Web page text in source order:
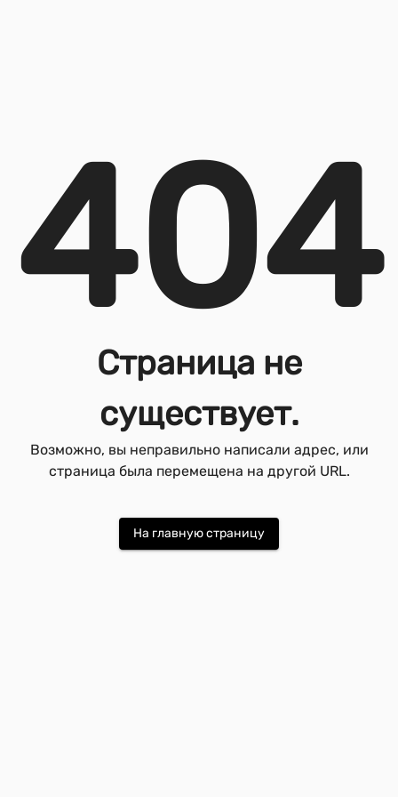
404
Страница не
существует.
Возможно, вы неправильно написали адрес, или
страница была перемещена на другой URL.
На главную страницу